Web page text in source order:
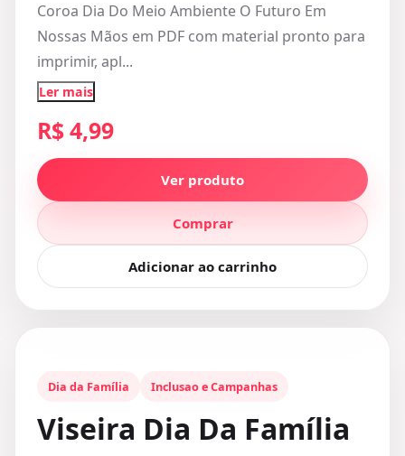
Coroa Dia Do Meio Ambiente O Futuro Em
Nossas Mãos em PDF com material pronto para
imprimir, apl...
Ler mais
R$ 4,99
Ver produto
Comprar
Adicionar ao carrinho
Dia da Família Inclusao e Campanhas
Viseira Dia Da Família